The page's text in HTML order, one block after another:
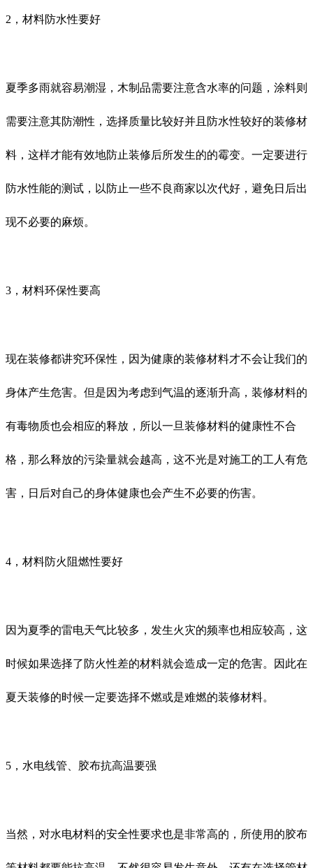
2，材料防水性要好
夏季多雨就容易潮湿，木制品需要注意含水率的问题，涂料则
需要注意其防潮性，选择质量比较好并且防水性较好的装修材
料，这样才能有效地防止装修后所发生的的霉变。一定要进行
防水性能的测试，以防止一些不良商家以次代好，避免日后出
现不必要的麻烦。
3，材料环保性要高
现在装修都讲究环保性，因为健康的装修材料才不会让我们的
身体产生危害。但是因为考虑到气温的逐渐升高，装修材料的
有毒物质也会相应的释放，所以一旦装修材料的健康性不合
格，那么释放的污染量就会越高，这不光是对施工的工人有危
害，日后对自己的身体健康也会产生不必要的伤害。
4，材料防火阻燃性要好
因为夏季的雷电天气比较多，发生火灾的频率也相应较高，这
时候如果选择了防火性差的材料就会造成一定的危害。因此在
夏天装修的时候一定要选择不燃或是难燃的装修材料。
5，水电线管、胶布抗高温要强
当然，对水电材料的安全性要求也是非常高的，所使用的胶布